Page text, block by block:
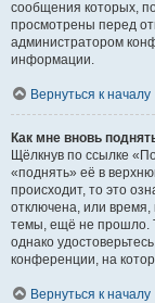
сообщения которых,
просмотрены перед
администратором
информации.
Вернуться к началу
Как мне вновь
Щёлкнув по ссылке
«поднять» её в
происходит, то это
отключена, или время,
темы, ещё не прошло.
однако
конференции, на
Вернуться к началу